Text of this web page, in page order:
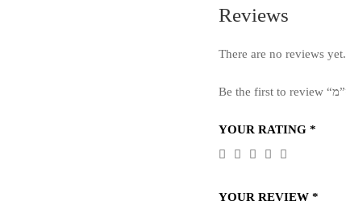
Reviews
There are no reviews yet.
YOUR RATING *
YOUR REVIEW *